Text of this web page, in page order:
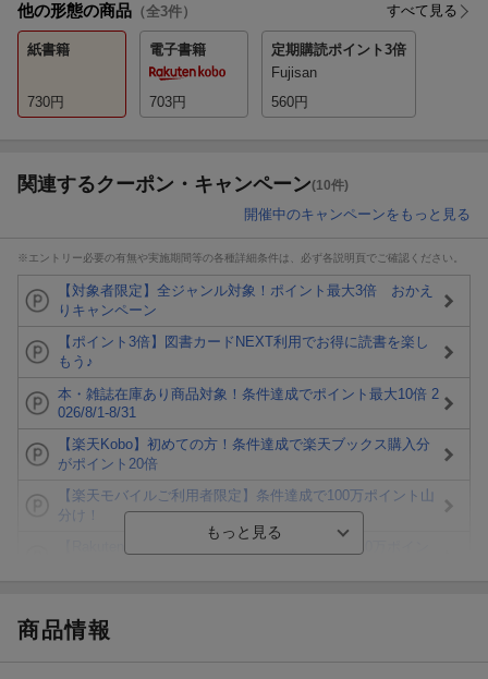
他の形態の商品 （全3件） すべて見る
紙書籍
730円
電子書籍
703円
定期購読ポイント3倍
Fujisan
560円
関連するクーポン・キャンペーン(10件)
開催中のキャンペーンをもっと見る
※エントリー必要の有無や実施期間等の各種詳細条件は、必ず各説明頁でご確認ください。
【対象者限定】全ジャンル対象！ポイント最大3倍 おかえ
りキャンペーン
【ポイント3倍】図書カードNEXT利用でお得に読書を楽し
もう♪
本・雑誌在庫あり商品対象！条件達成でポイント最大10倍 2
026/8/1-8/31
【楽天Kobo】初めての方！条件達成で楽天ブックス購入分
がポイント20倍
【楽天モバイルご利用者限定】条件達成で100万ポイント山
分け！
が当たる！
商品情報